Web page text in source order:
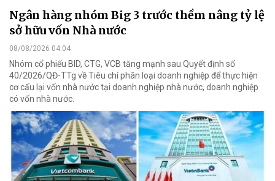
Ngân hàng nhóm Big 3 trước thềm nâng tỷ lệ
sở hữu vốn Nhà nước
08/08/2026 04:04
Nhóm cổ phiếu BID, CTG, VCB tăng mạnh sau Quyết định số
40/2026/QĐ-TTg về Tiêu chí phân loại doanh nghiệp để thực hiện
cơ cấu lại vốn nhà nước tại doanh nghiệp nhà nước, doanh nghiệp
có vốn nhà nước.